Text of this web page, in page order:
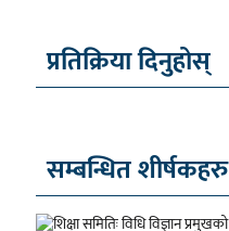
प्रतिक्रिया दिनुहोस्
सम्बन्धित शीर्षकहरु